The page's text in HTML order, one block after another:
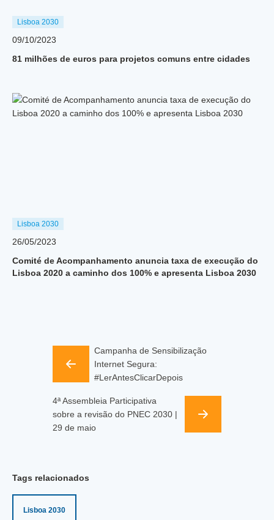
Lisboa 2030
09/10/2023
81 milhões de euros para projetos comuns entre cidades
Lisboa 2030
26/05/2023
Comité de Acompanhamento anuncia taxa de execução do
Lisboa 2020 a caminho dos 100% e apresenta Lisboa 2030
Campanha de Sensibilização
Internet Segura:
#LerAntesClicarDepois
4ª Assembleia Participativa
sobre a revisão do PNEC 2030 |
29 de maio
Tags relacionados
Lisboa 2030